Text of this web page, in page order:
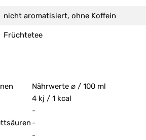
nicht aromatisiert, ohne Koffein
Früchtetee
Nährwerte ⌀ / 100 ml
4 kj / 1 kcal
-
-
-